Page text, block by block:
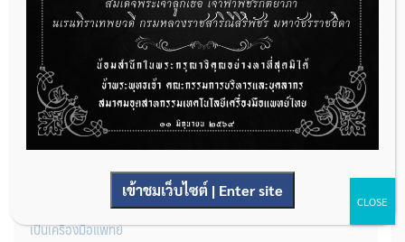
การโฆษณาเครื่องมือแพทย์แบบใดที่ได้รับการยกเว้นไม่ต้องขออนุญาต
14 กรกฎาคม 2026
รู้หรือไม่? ผลิตภัณฑ์ชุดตรวจสําหรับตรวจสอบการปนเปื้อนแบบใดจัด
เป็นเครื่องมือแพทย์
เข้าชมเว็บไซต์ | Enter site
CLOSE